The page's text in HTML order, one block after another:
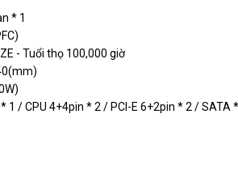
* 1
- Tuổi thọ 100,000 giờ
* 1 / CPU 4+4pin * 2 / PCI-E 6+2pin * 2 / SATA